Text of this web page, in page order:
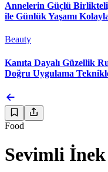
Annelerin Güçlü
ile Günlük Yaşamı
Beauty
Kanıta Dayalı Güzellik
Doğru Uygulama
Food
Sevimli